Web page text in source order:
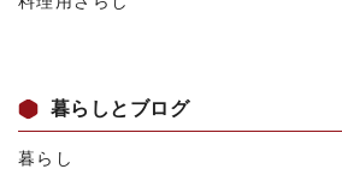
暮らしとブログ
暮らし